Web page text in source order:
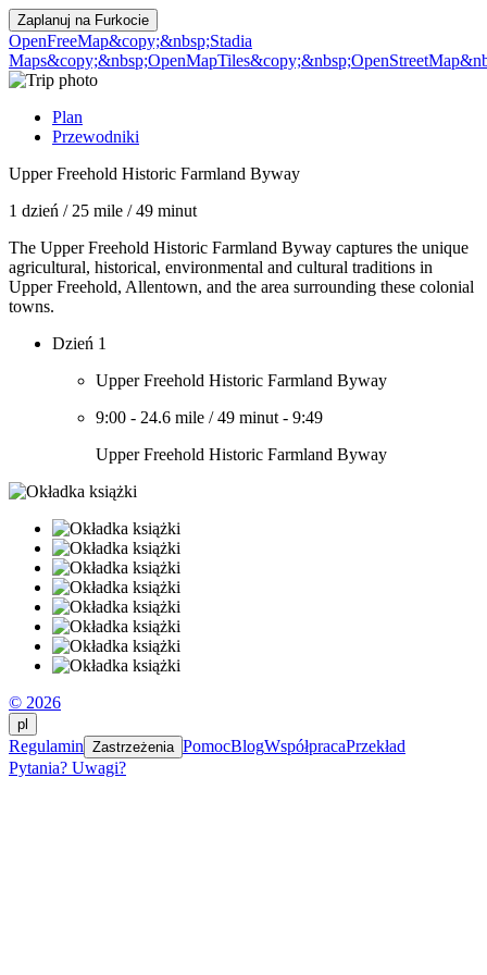
Zaplanuj na Furkocie
OpenFreeMap&copy;&nbsp;Stadia
Maps&copy;&nbsp;OpenMapTiles
Plan
Przewodniki
Upper Freehold Historic Farmland Byway
1 dzień / 25 mile /49 minut
The Upper Freehold Historic Farmland Byway captures the unique
agricultural, historical, environmental and cultural traditions in
Upper Freehold, Allentown, and the area surrounding these colonial
towns.
Dzień 1
Upper Freehold Historic Farmland Byway
9:00 - 24.6 mile /49 minut - 9:49
Upper Freehold Historic Farmland Byway
© 2026
pl
Regulamin Zastrzeżenia PomocBlogWspółpracaPrzekład
Pytania? Uwagi?